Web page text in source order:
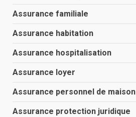
Assurance familiale
Assurance habitation
Assurance hospitalisation
Assurance loyer
Assurance personnel de maison
Assurance protection juridique